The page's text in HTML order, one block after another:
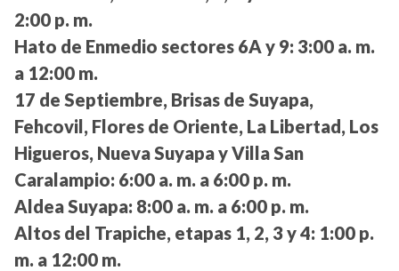
2:00 p. m.
Hato de Enmedio sectores 6A y 9: 3:00 a. m.
a 12:00 m.
17 de Septiembre, Brisas de Suyapa,
Fehcovil, Flores de Oriente, La Libertad, Los
Higueros, Nueva Suyapa y Villa San
Caralampio: 6:00 a. m. a 6:00 p. m.
Aldea Suyapa: 8:00 a. m. a 6:00 p. m.
Altos del Trapiche, etapas 1, 2, 3 y 4: 1:00 p.
m. a 12:00 m.